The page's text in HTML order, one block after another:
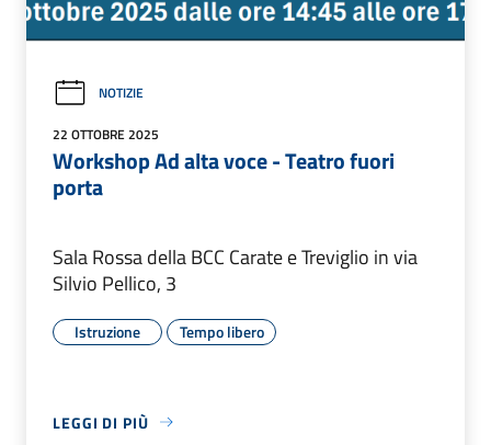
NOTIZIE
22 OTTOBRE 2025
Workshop Ad alta voce - Teatro fuori
porta
Sala Rossa della BCC Carate e Treviglio in via
Silvio Pellico, 3
Istruzione Tempo libero
LEGGI DI PIÙ